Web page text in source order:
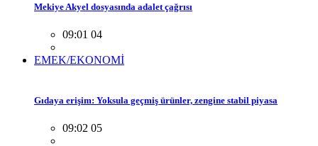
Mekiye Akyel dosyasında adalet çağrısı
09:01 04
EMEK/EKONOMİ
Gıdaya erişim: Yoksula geçmiş ürünler, zengine stabil piyasa
09:02 05